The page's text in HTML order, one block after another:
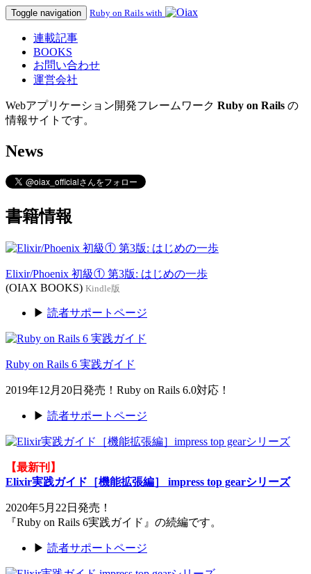
Toggle navigation Ruby on Rails with
連載記事
BOOKS
お問い合わせ
運営会社
Webアプリケーション開発フレームワーク Ruby on Rails の
情報サイトです。
News
書籍情報
Elixir/Phoenix 初級① 第3版: はじめの一歩
(OIAX BOOKS) Kindle版
▶ 読者サポートページ
Ruby on Rails 6 実践ガイド
2019年12月20日発売！Ruby on Rails 6.0対応！
▶ 読者サポートページ
【最新刊】
Elixir実践ガイド［機能拡張編］ impress top gearシリーズ
2020年5月22日発売！
『Ruby on Rails 6実践ガイド』の続編です。
▶ 読者サポートページ